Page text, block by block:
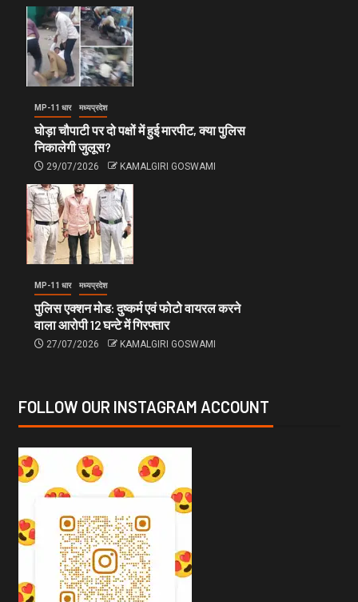
MP-11 धार मध्यप्रदेश
घोड़ा चौपाटी पर दो पक्षों में हुई मारपीट, क्या पुलिस
निकालेगी जुलूस?
29/07/2026 KAMALGIRI GOSWAMI
MP-11 धार मध्यप्रदेश
पुलिस एक्शन मोड: दुष्कर्म एवं फोटो वायरल करने
वाला आरोपी 12 घन्टे में गिरफ्तार
27/07/2026 KAMALGIRI GOSWAMI
FOLLOW OUR INSTAGRAM ACCOUNT